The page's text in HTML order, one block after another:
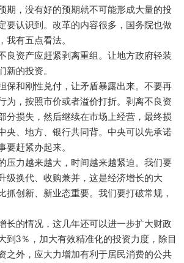
期，没有好的预期就不可能形成大量的投
要认识到。改革的内容很多，国务院也做
我有五点看法。
良资产应赶紧剥离重组。让地方政府轻装
新的投资。
保和刚性兑付，让矛盾暴露出来。不要再
为，按照市价或者溢价打折。剥离不良资
分损失，然后继续在市场上经营，最终损
央、地方、银行共同背。中央可以先承诺
要赶紧办起来。
压力越来越大，时间越来越紧迫。我们要
级换代、收购兼并，这是经济增长的大
抓创新、新业态重要。我们要打破常规，
长的情况，这几年还可以进一步扩大财政
到3％，加大有效精准化的投资力度，除目
之外，应大力增加有利于居民消费的公共